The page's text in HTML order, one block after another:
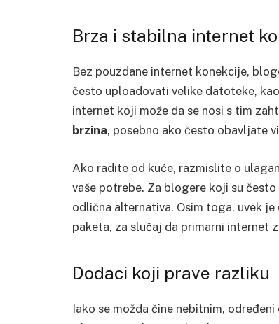
Brza i stabilna internet
Bez pouzdane internet konekcije,
često uploadovati velike datoteke,
internet koji može da se nosi s tim
brzina, posebno ako često obavljate
Ako radite od kuće, razmislite o
vaše potrebe. Za blogere koji su
odlična alternativa. Osim toga, uvek
paketa, za slučaj da primarni internet
Dodaci koji prave razliku
Iako se možda čine nebitnim,